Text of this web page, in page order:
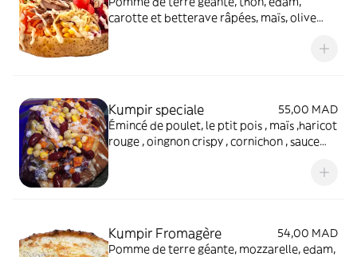
carotte et betterave râpées, maïs, olive
Kumpir speciale
55,00 MAD
Émincé de poulet, le ptit pois , maïs ,haricot
rouge , oingnon crispy , cornichon , sauce
Kumpir Fromagère
54,00 MAD
Pomme de terre géante, mozzarelle, edam,